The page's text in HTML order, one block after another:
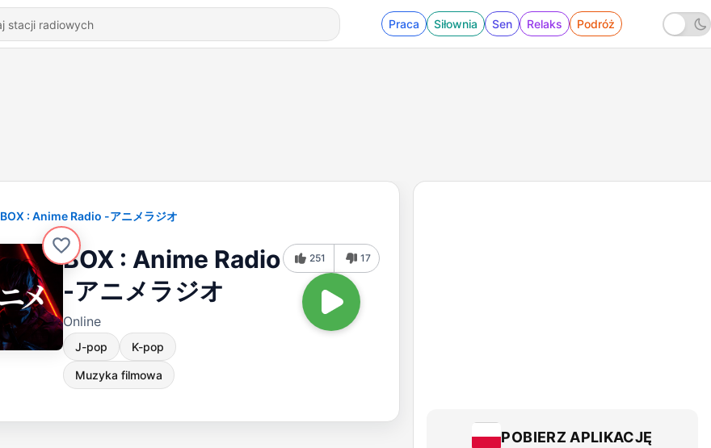
Praca Siłownia Sen Relaks Podróż
BOX : Anime Radio -アニメラジオ
BOX : Anime Radio
-アニメラジオ
Online
J-pop K-pop
Muzyka filmowa
251 17
POBIERZ APLIKACJĘ